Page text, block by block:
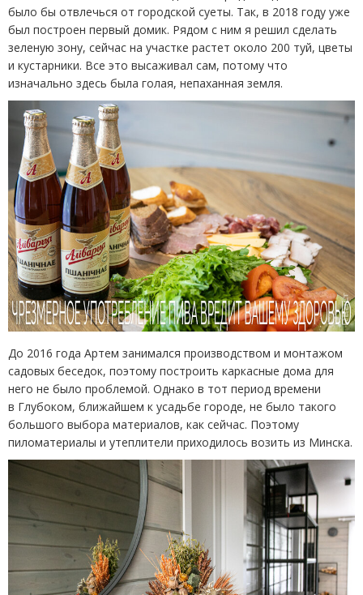
было бы отвлечься от городской суеты. Так, в 2018 году уже
был построен первый домик. Рядом с ним я решил сделать
зеленую зону, сейчас на участке растет около 200 туй, цветы
и кустарники. Все это высаживал сам, потому что
изначально здесь была голая, непаханная земля.
До 2016 года Артем занимался производством и монтажом
садовых беседок, поэтому построить каркасные дома для
него не было проблемой. Однако в тот период времени
в Глубоком, ближайшем к усадьбе городе, не было такого
большого выбора материалов, как сейчас. Поэтому
пиломатериалы и утеплители приходилось возить из Минска.